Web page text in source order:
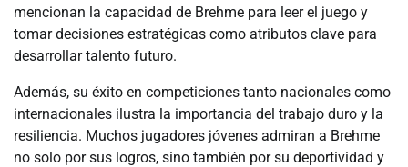
mencionan la capacidad de Brehme para leer el juego y
tomar decisiones estratégicas como atributos clave para
desarrollar talento futuro.
Además, su éxito en competiciones tanto nacionales como
internacionales ilustra la importancia del trabajo duro y la
resiliencia. Muchos jugadores jóvenes admiran a Brehme
no solo por sus logros, sino también por su deportividad y